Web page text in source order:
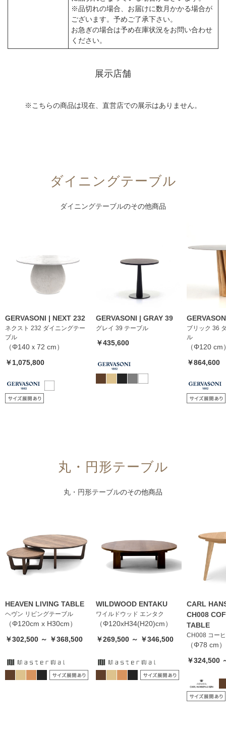
※品切れの場合、お届けに数月かかる場合が
ございます。予めご了承下さい。
お急ぎの場合は予め在庫状況をお問い合わせ
ください。
展示店舗
※こちらの商品は現在、直営店での展示はありません。
ダイニングテーブル
ダイニングテーブルのその他商品
GERVASONI | NEXT 232
ネクスト 232 ダイニングテー
ブル
（Φ140ｘ72 cm）
￥1,075,800
GERVASONI | GRAY 39
グレイ 39 テーブル
￥435,600
ブリック 36
ル
（Φ120 cm
￥864,600
丸・円形テーブル
丸・円形テーブルのその他商品
HEAVEN LIVING TABLE
ヘヴン リビングテーブル
（Φ120cm x H30cm）
￥302,500 ～ ￥368,500
WILDWOOD ENTAKU
ワイルドウッド エンタク
（Φ120xH34(H20)cm）
￥269,500 ～ ￥346,500
CARL
CH008
TABLE
CH008 コー
（Φ78 cm）
￥324,500